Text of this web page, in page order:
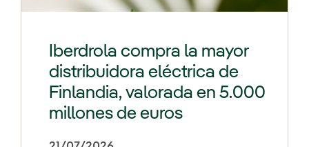
Iberdrola compra la mayor
distribuidora eléctrica de
Finlandia, valorada en 5.000
millones de euros